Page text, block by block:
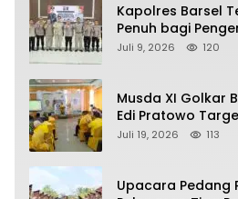
Kapolres Barsel
Penuh bagi
Kalimantan Tengah
Juli 9, 2026 120
Musda XI Golkar
Edi Pratowo
Partai pada
Juli 19, 2026 113
Upacara Pedang